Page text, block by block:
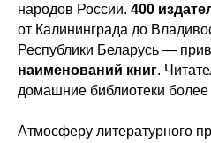
народов России. 400
от Калининграда до
Республики Беларусь —
наименований книг.
домашние библиотеки
Атмосферу литературного